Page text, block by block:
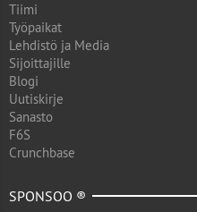
Tiimi
Työpaikat
Lehdistö ja Media
Sijoittajille
Blogi
Uutiskirje
Sanasto
F6S
Crunchbase
SPONSOO ®